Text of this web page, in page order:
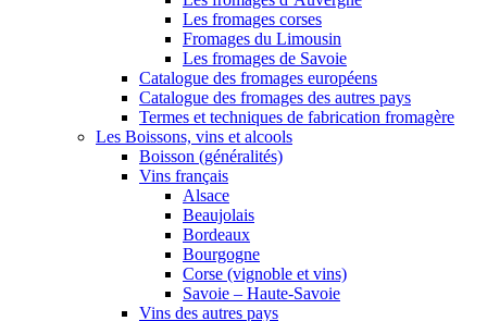
Les fromages corses
Fromages du Limousin
Les fromages de Savoie
Catalogue des fromages européens
Catalogue des fromages des autres pays
Termes et techniques de fabrication fromagère
Les Boissons, vins et alcools
Boisson (généralités)
Vins français
Alsace
Beaujolais
Bordeaux
Bourgogne
Corse (vignoble et vins)
Savoie – Haute-Savoie
Vins des autres pays